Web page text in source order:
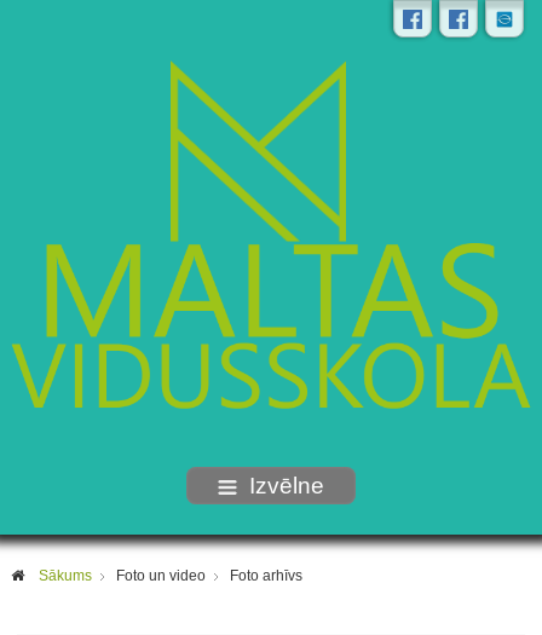
Izvēlne
Sākums Foto un video Foto arhīvs